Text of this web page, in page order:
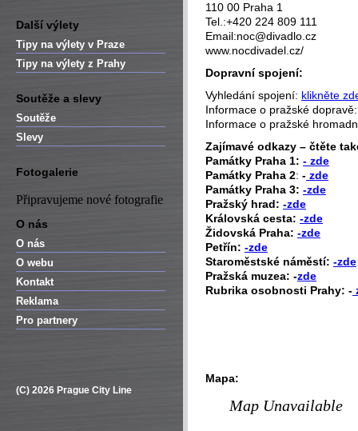
Další výlety
Tipy na výlety v Praze
Tipy na výlety z Prahy
Soutěže a slevy
Soutěže
Slevy
Fotogalerie
Připravujeme nové fotografie
O nás
O nás
O webu
Kontakt
Reklama
Pro partnery
(C) 2026 Prague City Line
110 00 Praha 1
Tel.:+420 224 809 111
Email:noc@divadlo.cz
www.nocdivadel.cz/
Dopravní spojení:
Vyhledání spojení: klikněte
Informace o pražské
Informace o pražské
Zajímavé odkazy – čtěte
Památky Praha 1: - zde
Památky Praha 2: - zde
Památky Praha 3: -zde
Pražský hrad: -zde
Královská cesta: -zde
Židovská Praha: -zde
Petřín: -zde
Staroměstské náměstí: -zde
Pražská muzea: -zde
Rubrika osobnosti Prahy: -
Mapa:
Map Unavailable